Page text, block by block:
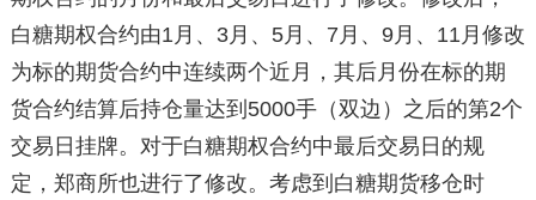
白糖期权合约由1月、3月、5月、7月、9月、11月修改
为标的期货合约中连续两个近月，其后月份在标的期
货合约结算后持仓量达到5000手（双边）之后的第2个
交易日挂牌。对于白糖期权合约中最后交易日的规
定，郑商所也进行了修改。考虑到白糖期货移仓时